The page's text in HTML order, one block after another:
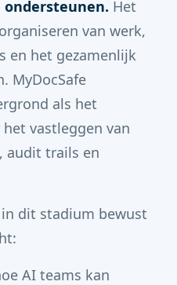
Het
van werk,
en het gezamenlijk
MyDocSafe
als het
vastleggen van
audit trails en
dit stadium bewust
AI teams kan